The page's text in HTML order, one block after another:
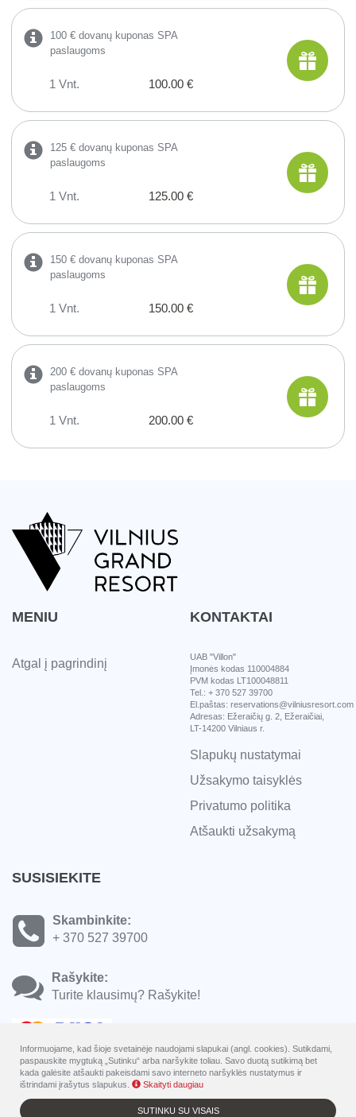
100 € dovanų kuponas SPA
paslaugoms
1 Vnt. 100.00 €
125 € dovanų kuponas SPA
paslaugoms
1 Vnt. 125.00 €
150 € dovanų kuponas SPA
paslaugoms
1 Vnt. 150.00 €
200 € dovanų kuponas SPA
paslaugoms
1 Vnt. 200.00 €
MENIU
Atgal į pagrindinį
KONTAKTAI
UAB "Villon"
Įmonės kodas 110004884
PVM kodas LT100048811
Tel.: + 370 527 39700
El.paštas: reservations@vilniusresort.com
Adresas: Ežeraičių g. 2, Ežeraičiai,
LT-14200 Vilniaus r.
Slapukų nustatymai
Užsakymo taisyklės
Privatumo politika
Atšaukti užsakymą
SUSISIEKITE
Skambinkite:
+ 370 527 39700
Rašykite:
Turite klausimų? Rašykite!
Informuojame, kad šioje svetainėje naudojami slapukai (angl. cookies). Sutikdami,
paspauskite mygtuką „Sutinku“ arba naršykite toliau. Savo duotą sutikimą bet
kada galėsite atšaukti pakeisdami savo interneto naršyklės nustatymus ir
ištrindami įrašytus slapukus.
Skaityti daugiau
SUTINKU SU VISAIS